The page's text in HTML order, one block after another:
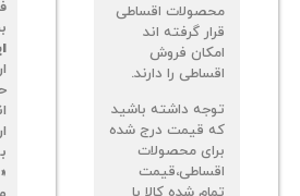
اقساطی
را دارند.
داشته باشید
قیمت درج شده
ایمن‌سازی کالا
ارسال توسط
حمل‌ونقل
انجام می‌شود.
ارسال سفارشات
«پس‌کرایه»